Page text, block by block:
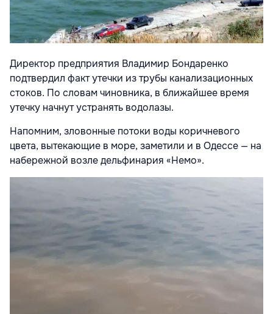
Директор предприятия Владимир Бондаренко
подтвердил факт утечки из трубы канализационных
стоков. По словам чиновника, в ближайшее время
утечку начнут устранять водолазы.
Напомним, зловонные потоки воды коричневого
цвета, вытекающие в море, заметили и в Одессе — на
набережной возле дельфинария «Немо».